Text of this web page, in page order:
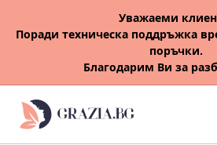
Уважаеми
Поради техническа поддръжка
поръчки.
Благодарим Ви за